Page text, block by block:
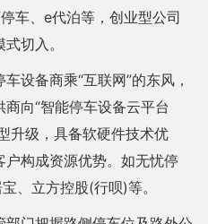
车、e代泊等，创业型公司
切入。
设备商乘“互联网”的东风，
向“智能停车设备云平台
升级，具备软硬件技术优
构成资源优势。如无忧停
、立方控股(行呗)等。